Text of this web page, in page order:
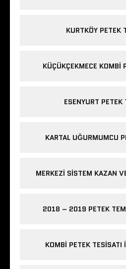
KURTKÖY PETEK
KÜÇÜKÇEKMECE KOMBI
ESENYURT
KARTAL UĞURMUMCU
MERKEZI SISTEM KAZAN
2018 – 2019 PETEK
KOMBI PETEK TESISATI